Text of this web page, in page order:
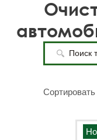
Сортировать